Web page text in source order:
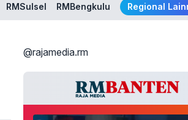
RMSulsel RMBengkulu Regional
@rajamedia.rm